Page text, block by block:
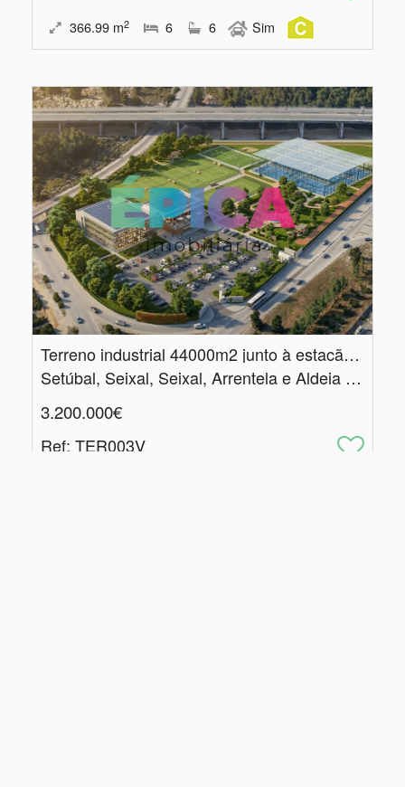
366.99 m2 6 6 Sim
Terreno industrial 44000m2 junto à estacão de Coina
Setúbal, Seixal, Seixal, Arrentela e Aldeia de Paio Pires
3.200.000€
Ref: TER003V